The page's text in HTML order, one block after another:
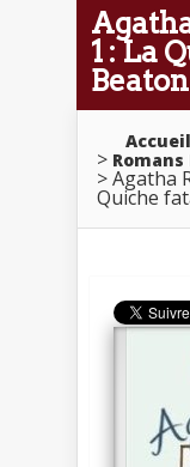
1 : La
Beaton
Accueil
Romans
Agatha
Quiche